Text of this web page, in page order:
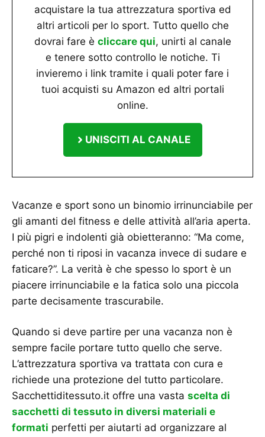
acquistare la tua attrezzatura sportiva ed
altri articoli per lo sport. Tutto quello che
dovrai fare è cliccare qui, unirti al canale
e tenere sotto controllo le notiche. Ti
invieremo i link tramite i quali poter fare i
tuoi acquisti su Amazon ed altri portali
online.
UNISCITI AL CANALE
Vacanze e sport sono un binomio irrinunciabile per
gli amanti del fitness e delle attività all’aria aperta.
I più pigri e indolenti già obietteranno: “Ma come,
perché non ti riposi in vacanza invece di sudare e
faticare?”. La verità è che spesso lo sport è un
piacere irrinunciabile e la fatica solo una piccola
parte decisamente trascurabile.
Quando si deve partire per una vacanza non è
sempre facile portare tutto quello che serve.
L’attrezzatura sportiva va trattata con cura e
richiede una protezione del tutto particolare.
Sacchettiditessuto.it offre una vasta scelta di
sacchetti di tessuto in diversi materiali e
formati perfetti per aiutarti ad organizzare al